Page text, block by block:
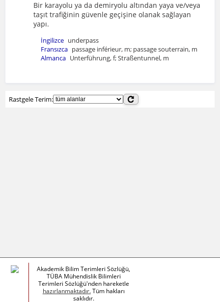
Bir karayolu ya da demiryolu altından yaya ve/veya
taşıt trafiğinin güvenle geçişine olanak sağlayan
yapı.
İngilizce underpass
Fransızca passage inférieur, m; passage souterrain, m
Almanca Unterführung, f; Straßentunnel, m
Rastgele Terim:
Akademik Bilim Terimleri Sözlüğü,
TÜBA Mühendislik Bilimleri
Terimleri Sözlüğü'nden hareketle
hazırlanmaktadır.Tüm hakları
saklıdır.